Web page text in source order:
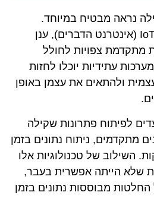
נראה מבטיח במיוחד.
טכנולוגיות חדשות כמו IoT (אינטרנט הדברים), ענן
מתקדמת צפויות לחולל
עתידיות יוכלו לחזות
ולהתאים את עצמן באופן
2025, אנו עדים לפיתוח פתרונות שקילה
מתקדמים, ניתוח נתונים בזמן
השילוב של טכנולוגיות אלו
שלא הייתה אפשרית בעבר,
מבוססות נתונים בזמן